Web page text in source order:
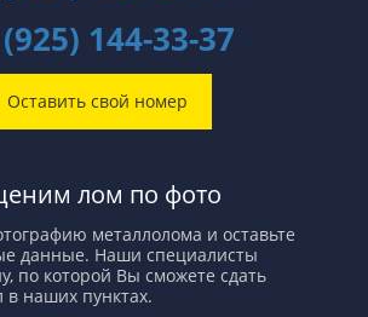
144-33-37
Оставить свой номер
лом по фото
металлолома и оставьте
данные. Наши специалисты
по которой Вы сможете сдать
наших пунктах.